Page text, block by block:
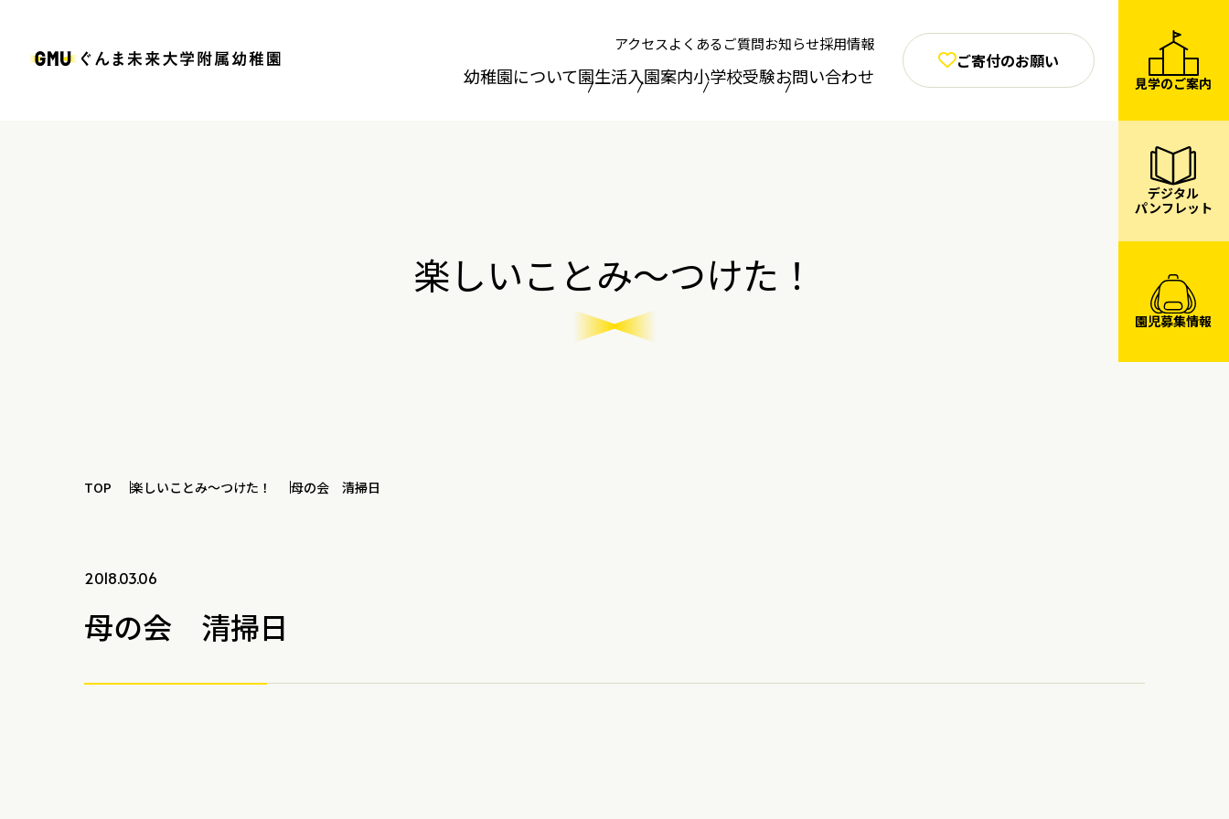
アクセスよくあるご質問お知らせ採用情報
幼稚園について園生活入園案内小学校受験お問い合わせ
ご寄付のお願い
見学のご案内
デジタル
パンフレット
園児募集情報
楽しいことみ～つけた！
TOP 楽しいことみ～つけた！ 母の会 清掃日
2018.03.06
母の会 清掃日